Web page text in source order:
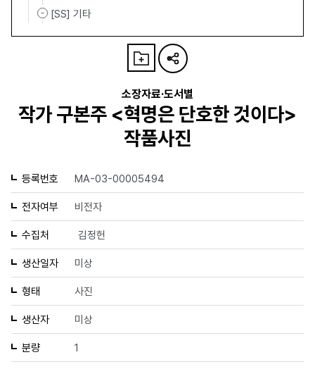
[SS] 기타
소장자료·도서별
작가 구본주 <혁명은 단호한 것이다>
작품사진
등록번호 MA-03-00005494
전자여부 비전자
수집처 김정헌
생산일자 미상
형태 사진
생산자 미상
분량 1